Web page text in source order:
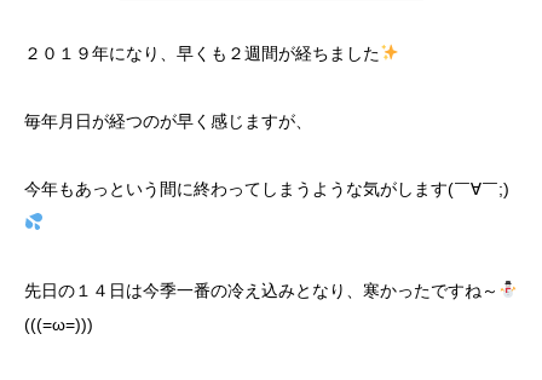
２０１９年になり、早くも２週間が経ちました
毎年月日が経つのが早く感じますが、
今年もあっという間に終わってしまうような気がします(￣∀￣;)
先日の１４日は今季一番の冷え込みとなり、寒かったですね～
(((=ω=)))